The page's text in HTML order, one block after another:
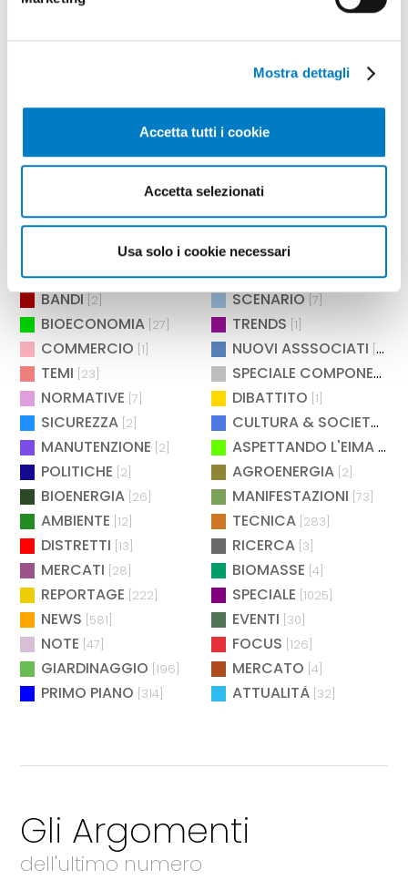
Mostra dettagli
Accetta tutti i cookie
Accetta selezionati
Usa solo i cookie necessari
Rubriche
FORMAZIONE [1] RISORSE [1]
EDITORIALE
MONDO DIGITALE [1] EIMA CAMPUS [5]
INNOVAZIONE
DOSSIER [7] ANTEPRIMA [32]
BANDI [2] SCENARIO [7]
BIOECONOMIA [27] TRENDS [1]
COMMERCIO [1] NUOVI ASSSOCIATI [15]
TEMI [23]
SPECIALE COMPONENTISTICA
NORMATIVE [7] DIBATTITO [1]
SICUREZZA [2] CULTURA & SOCIETÀ
MANUTENZIONE [2] ASPETTANDO L'EIMA [4]
POLITICHE [2] AGROENERGIA [2]
BIOENERGIA [26] MANIFESTAZIONI [73]
AMBIENTE [12] TECNICA [283]
DISTRETTI [13] RICERCA [3]
MERCATI [28] BIOMASSE [4]
REPORTAGE [222] SPECIALE [1025]
NEWS [581] EVENTI [30]
NOTE [47] FOCUS [126]
GIARDINAGGIO [196] MERCATO [4]
PRIMO PIANO [314] ATTUALITÀ [32]
Gli Argomenti
dell'ultimo numero